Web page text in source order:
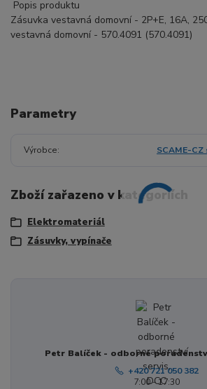
Popis produktu
Zásuvka vestavná domovní - 2P+E, 16A,
vestavná domovní - 570.4091 (570.4091)
Parametry
Výrobce SCAME-CZ
Zboží zařazeno v kategoriích
Elektromateriál
Zásuvky, vypínače
Petr Balíček - odborné
+420 721 050 382
7:00 - 17:30